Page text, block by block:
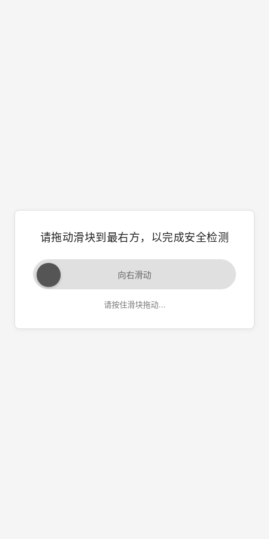
请拖动滑块到最右方，以完成安全检测
向右滑动
请按住滑块拖动...